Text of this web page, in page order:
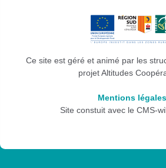
Ce site est géré et animé par les
projet Altitudes
Mentions légales
Site constuit avec le CMS-